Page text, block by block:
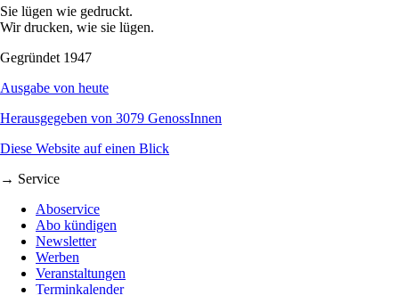
Sie lügen wie gedruckt.
Wir drucken, wie sie lügen.
Gegründet 1947
Ausgabe von heute
Herausgegeben von 3079 GenossInnen
Diese Website auf einen Blick
→ Service
Aboservice
Abo kündigen
Newsletter
Werben
Veranstaltungen
Terminkalender